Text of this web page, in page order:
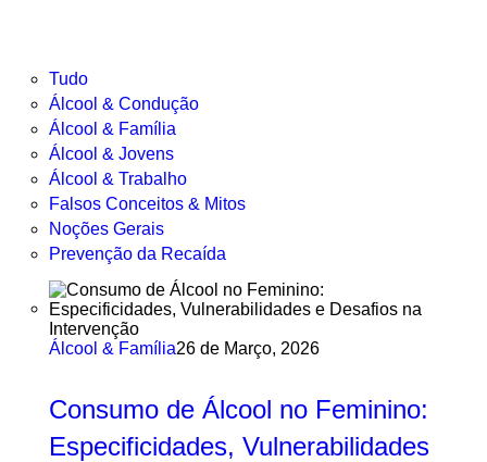
Tudo
Álcool & Condução
Álcool & Família
Álcool & Jovens
Álcool & Trabalho
Falsos Conceitos & Mitos
Noções Gerais
Prevenção da Recaída
Álcool & Família26 de Março, 2026
Consumo de Álcool no Feminino:
Especificidades, Vulnerabilidades